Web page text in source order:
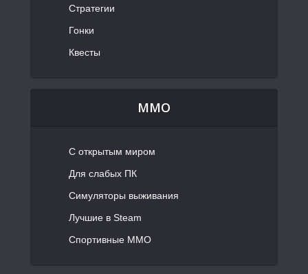
Стратегии
Гонки
Квесты
MMO
С открытым миром
Для слабых ПК
Симуляторы выживания
Лучшие в Steam
Спортивные MMO